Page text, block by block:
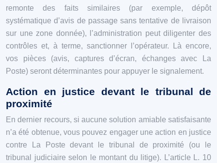
remonte des faits similaires (par exemple, dépôt
systématique d’avis de passage sans tentative de livraison
sur une zone donnée), l’administration peut diligenter des
contrôles et, à terme, sanctionner l’opérateur. Là encore,
vos pièces (avis, captures d’écran, échanges avec La
Poste) seront déterminantes pour appuyer le signalement.
Action en justice devant le tribunal de
proximité
En dernier recours, si aucune solution amiable satisfaisante
n’a été obtenue, vous pouvez engager une action en justice
contre La Poste devant le tribunal de proximité (ou le
tribunal judiciaire selon le montant du litige). L’article L. 10